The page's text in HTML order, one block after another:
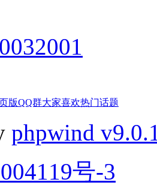
版QQ群大家喜欢热门话题
phpwind
号-3